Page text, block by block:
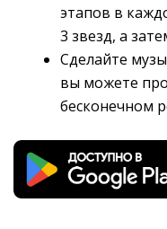
этапов в
3 звезд, а
Сделайте
вы можете
бесконечном